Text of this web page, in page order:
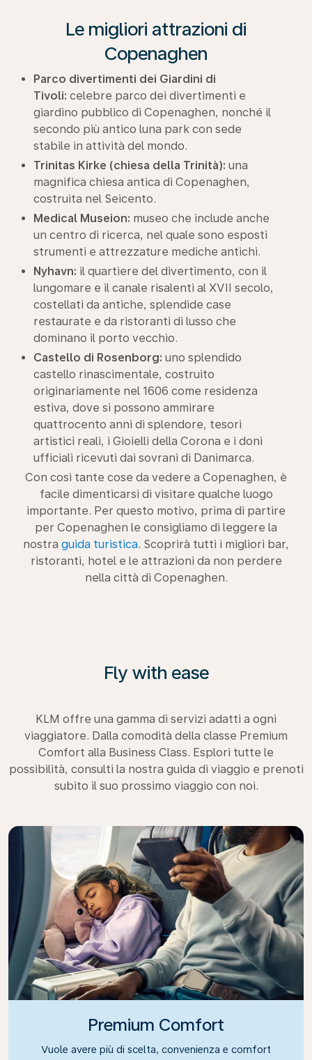
Le migliori attrazioni di
Copenaghen
Parco divertimenti dei Giardini di
Tivoli: celebre parco dei divertimenti e
giardino pubblico di Copenaghen, nonché il
secondo più antico luna park con sede
stabile in attività del mondo.
Trinitas Kirke (chiesa della Trinità): una
magnifica chiesa antica di Copenaghen,
costruita nel Seicento.
Medical Museion: museo che include anche
un centro di ricerca, nel quale sono esposti
strumenti e attrezzature mediche antichi.
Nyhavn: il quartiere del divertimento, con il
lungomare e il canale risalenti al XVII secolo,
costellati da antiche, splendide case
restaurate e da ristoranti di lusso che
dominano il porto vecchio.
Castello di Rosenborg: uno splendido
castello rinascimentale, costruito
originariamente nel 1606 come residenza
estiva, dove si possono ammirare
quattrocento anni di splendore, tesori
artistici reali, i Gioielli della Corona e i doni
ufficiali ricevuti dai sovrani di Danimarca.
Con così tante cose da vedere a Copenaghen, è
facile dimenticarsi di visitare qualche luogo
importante. Per questo motivo, prima di partire
per Copenaghen le consigliamo di leggere la
nostra guida turistica. Scoprirà tutti i migliori bar,
ristoranti, hotel e le attrazioni da non perdere
nella città di Copenaghen.
Fly with ease
KLM offre una gamma di servizi adatti a ogni
viaggiatore. Dalla comodità della classe Premium
Comfort alla Business Class. Esplori tutte le
possibilità, consulti la nostra guida di viaggio e prenoti
subito il suo prossimo viaggio con noi.
Premium Comfort
Vuole avere più di scelta, convenienza e comfort